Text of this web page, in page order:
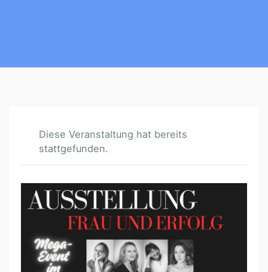
Diese Veranstaltung hat bereits
stattgefunden.
F